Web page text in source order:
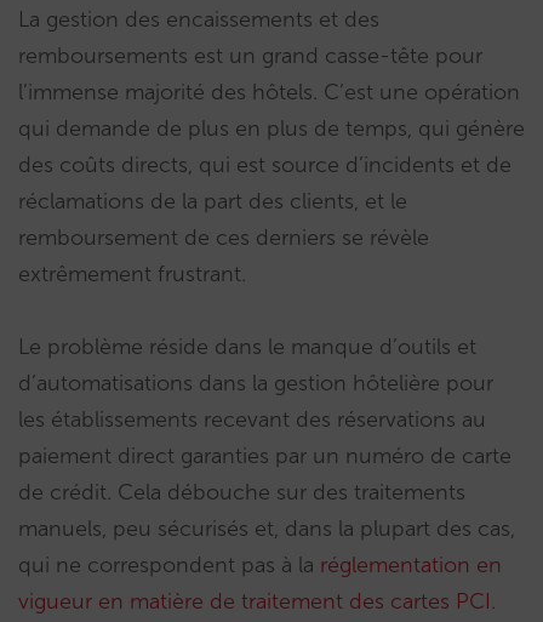
La gestion des encaissements et des
remboursements est un grand casse-tête pour
l’immense majorité des hôtels. C’est une opération
qui demande de plus en plus de temps, qui génère
des coûts directs, qui est source d’incidents et de
réclamations de la part des clients, et le
remboursement de ces derniers se révèle
extrêmement frustrant.
Le problème réside dans le manque d’outils et
d’automatisations dans la gestion hôtelière pour
les établissements recevant des réservations au
paiement direct garanties par un numéro de carte
de crédit. Cela débouche sur des traitements
manuels, peu sécurisés et, dans la plupart des cas,
qui ne correspondent pas à la réglementation en
vigueur en matière de traitement des cartes PCI.